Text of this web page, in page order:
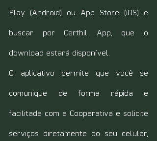
Play (Android) ou App Store (iOS) e
buscar por Certhil App, que o
download estará disponível.
O aplicativo permite que você se
comunique de forma rápida e
facilitada com a Cooperativa e solicite
serviços diretamente do seu celular,